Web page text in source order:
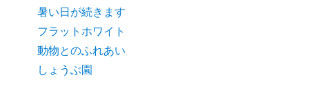
ン
暑い日が続きます
フラットホワイト
動物とのふれあい
しょうぶ園